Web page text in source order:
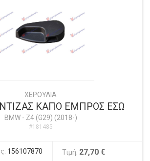
ΧΕΡΟΥΛΙΑ
ΚΑΠΟ ΕΜΠΡΟΣ ΕΣΩ
BMW- Z4 (G29) (2018-)
#181485
156107870 Τιμή: 27,70 €